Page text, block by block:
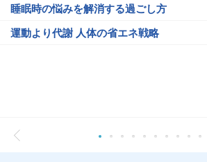
睡眠時の悩みを解消する過ごし方
運動より代謝 人体の省エネ戦略